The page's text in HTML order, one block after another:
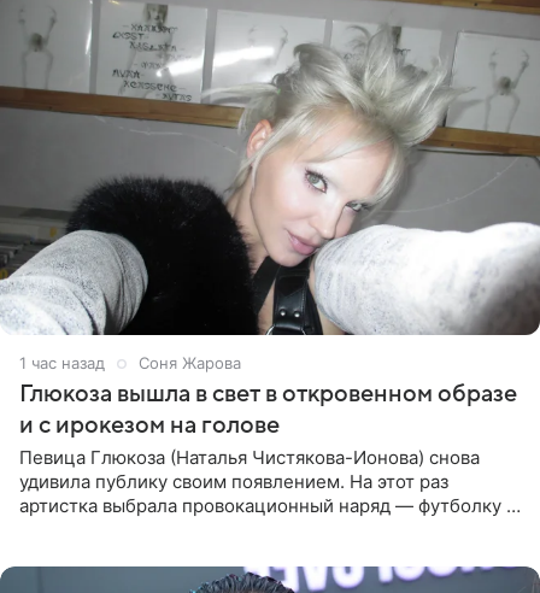
1 час назад Соня Жарова
Глюкоза вышла в свет в откровенном образе
и с ирокезом на голове
Певица Глюкоза (Наталья Чистякова-Ионова) снова
удивила публику своим появлением. На этот раз
артистка выбрала провокационный наряд — футболку с